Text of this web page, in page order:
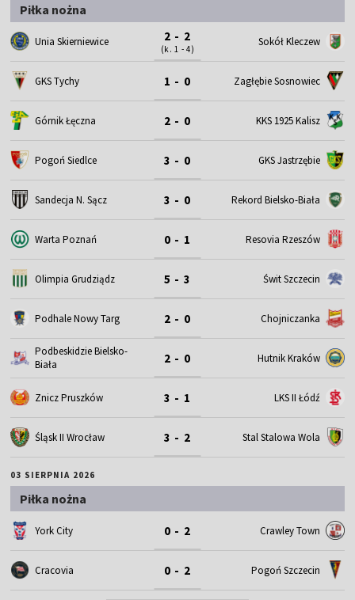
Piłka nożna
Unia Skierniewice 2 - 2
(k. 1 - 4)
Sokół Kleczew
GKS Tychy 1 - 0 Zagłębie Sosnowiec
Górnik Łęczna 2 - 0 KKS 1925 Kalisz
Pogoń Siedlce 3 - 0 GKS Jastrzębie
Sandecja N. Sącz 3 - 0 Rekord Bielsko-Biała
Warta Poznań 0 - 1 Resovia Rzeszów
Olimpia Grudziądz 5 - 3 Świt Szczecin
Podhale Nowy Targ 2 - 0 Chojniczanka
Podbeskidzie Bielsko-
Biała
2 - 0 Hutnik Kraków
Znicz Pruszków 3 - 1 LKS II Łódź
Śląsk II Wrocław 3 - 2 Stal Stalowa Wola
03 SIERPNIA 2026
Piłka nożna
York City 0 - 2 Crawley Town
Cracovia 0 - 2 Pogoń Szczecin